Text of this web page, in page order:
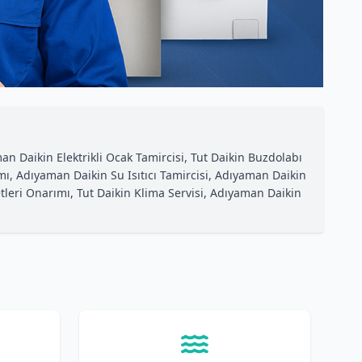
Daikin Elektrikli Ocak Tamircisi, Tut Daikin Buzdolabı
Adıyaman Daikin Su Isıtıcı Tamircisi, Adıyaman Daikin
Onarımı, Tut Daikin Klima Servisi, Adıyaman Daikin